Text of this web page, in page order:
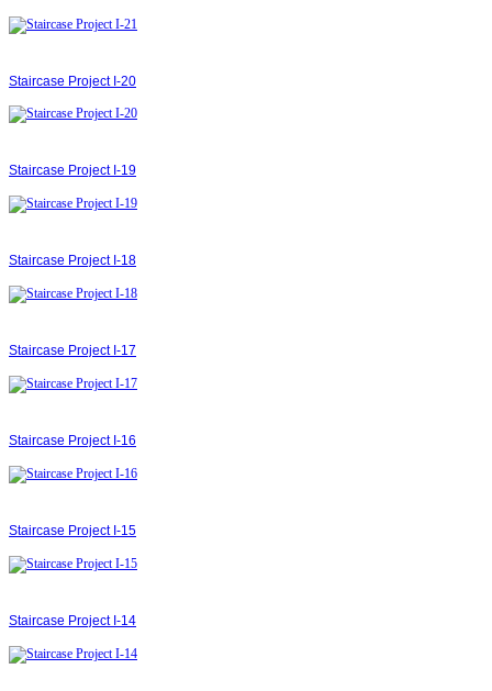
Staircase Project І-20
Staircase Project І-19
Staircase Project І-18
Staircase Project І-17
Staircase Project І-16
Staircase Project І-15
Staircase Project І-14